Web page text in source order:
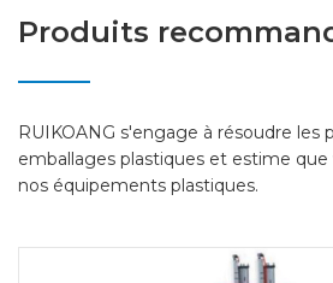
Produits
RUIKOANG s'engage à résoudre les
emballages plastiques et estime
nos équipements plastiques.